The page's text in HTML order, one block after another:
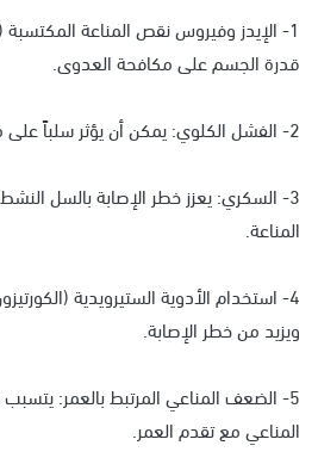
قدرة الجسم على مكافحة العدوى.
2- الفشل الكلوي: يمكن أن يؤثر سلباً على مناعة الجسم.
3- السكري: يعزز خطر الإصابة بالسل
المناعة.
4- استخدام الأدوية الستيرويدية
ويزيد من خطر الإصابة.
5- الضعف المناعي المرتبط بالعمر:
المناعي مع تقدم العمر.